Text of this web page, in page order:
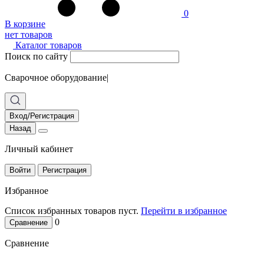
0
В корзине
нет товаров
Каталог товаров
Поиск по сайту
Сварочное оборудование|
Вход/Регистрация
Назад
Личный кабинет
Войти Регистрация
Избранное
Список избранных товаров пуст. Перейти в избранное
Сравнение 0
Сравнение